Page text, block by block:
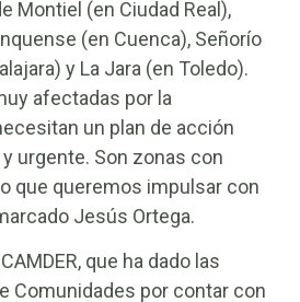
Montiel (en Ciudad Real),
(en Cuenca), Señorío
y La Jara (en Toledo).
afectadas por la
un plan de acción
urgente. Son zonas con
que queremos impulsar con
Jesús Ortega.
que ha dado las
Comunidades por contar con